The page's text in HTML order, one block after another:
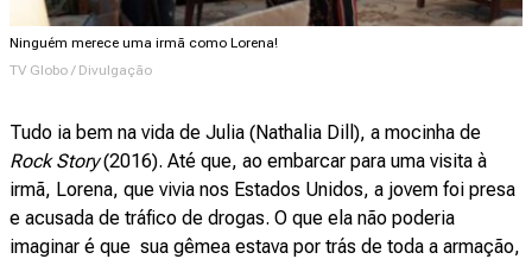
Ninguém merece uma irmã como Lorena!
TV Globo / Divulgação
Tudo ia bem na vida de Julia (Nathalia Dill), a mocinha de
Rock Story(2016). Até que, ao embarcar para uma visita à
irmã, Lorena, que vivia nos Estados Unidos, a jovem foi presa
e acusada de tráfico de drogas. O que ela não poderia
imaginar é que sua gêmea estava por trás de toda a armação,